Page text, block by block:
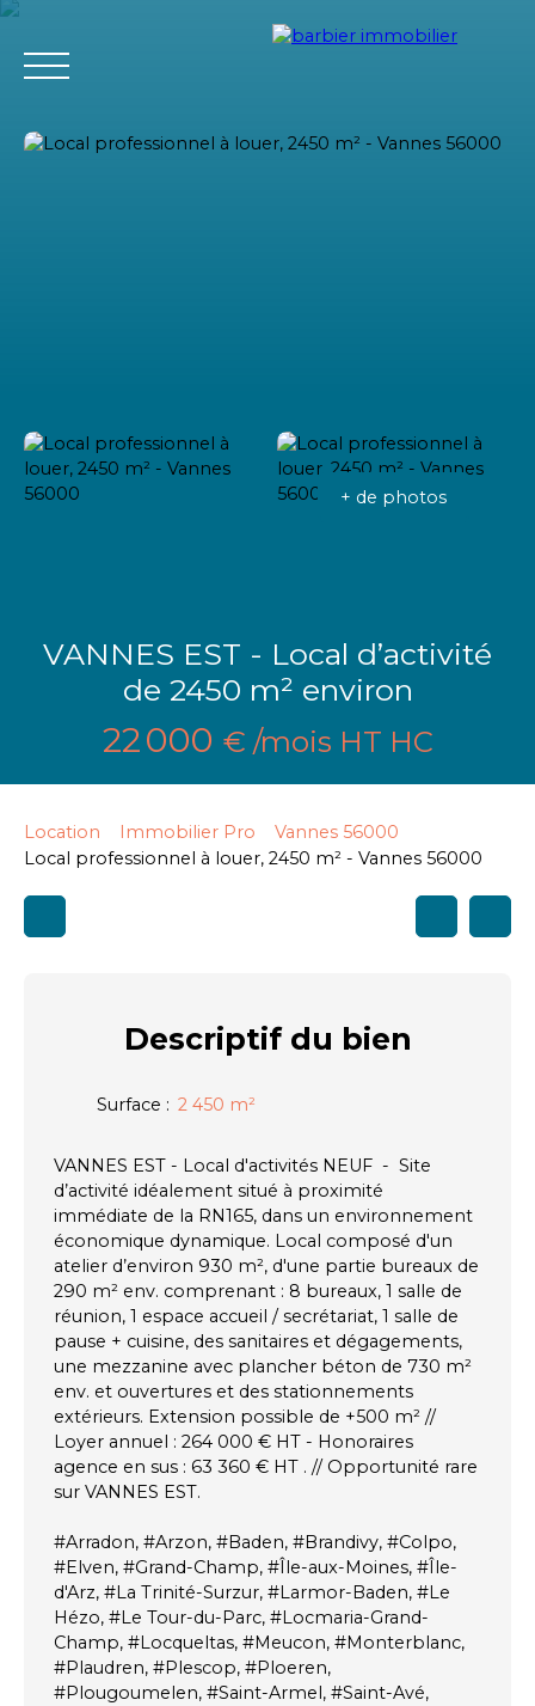
+ de photos
VANNES EST - Local d’activité
de 2450 m² environ
22 000 € /mois HT HC
Location Immobilier Pro
Vannes 56000
Local professionnel à louer, 2450 m² - Vannes 56000
Descriptifdu bien
Surface : 2 450 m²
VANNES EST - Local d'activités NEUF - Site
d’activité idéalement situé à proximité
immédiate de la RN165, dans un environnement
économique dynamique. Local composé d'un
atelier d’environ 930 m², d'une partie bureaux de
290 m² env. comprenant : 8 bureaux, 1 salle de
réunion, 1 espace accueil / secrétariat, 1 salle de
pause + cuisine, des sanitaires et dégagements,
une mezzanine avec plancher béton de 730 m²
env. et ouvertures et des stationnements
extérieurs. Extension possible de +500 m² //
Loyer annuel : 264 000 € HT - Honoraires
agence en sus : 63 360 € HT . // Opportunité rare
sur VANNES EST.
#Arradon, #Arzon, #Baden, #Brandivy, #Colpo,
#Elven, #Grand-Champ, #Île-aux-Moines, #Île-
d'Arz, #La Trinité-Surzur, #Larmor-Baden, #Le
Hézo, #Le Tour-du-Parc, #Locmaria-Grand-
Champ, #Locqueltas, #Meucon, #Monterblanc,
#Plaudren, #Plescop, #Ploeren,
#Plougoumelen, #Saint-Armel, #Saint-Avé,